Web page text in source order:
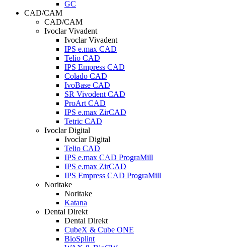
GC
CAD/CAM
CAD/CAM
Ivoclar Vivadent
Ivoclar Vivadent
IPS e.max CAD
Telio CAD
IPS Empress CAD
Colado CAD
IvoBase CAD
SR Vivodent CAD
ProArt CAD
IPS e.max ZirCAD
Tetric CAD
Ivoclar Digital
Ivoclar Digital
Telio CAD
IPS e.max CAD PrograMill
IPS e.max ZirCAD
IPS Empress CAD PrograMill
Noritake
Noritake
Katana
Dental Direkt
Dental Direkt
CubeX & Cube ONE
BioSplint